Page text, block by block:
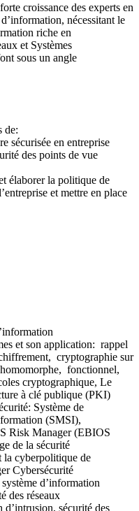
croissance des experts en
nécessitant le
riche en
et Systèmes
sous un angle
de:
sécurisée en entreprise
des points de vue
élaborer la politique de
et mettre en place
et son application: rappel
cryptographie sur
fonctionnel,
cryptographique, Le
à clé publique (PKI)
Système de
(SMSI),
Risk Manager (EBIOS
de la sécurité
la cyberpolitique de
Cybersécurité
d’information
des réseaux
sécurité des